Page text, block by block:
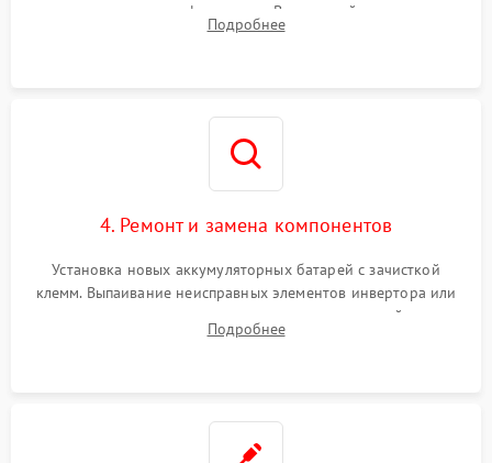
переключения и трансформатора. Визуальный поиск вздутых
конденсаторов и прогаров на печатной плате.
Подробнее
4. Ремонт и замена компонентов
Установка новых аккумуляторных батарей с зачисткой
клемм. Выпаивание неисправных элементов инвертора или
цепи зарядки и монтаж новых радиодеталей.
Восстановление поврежденных токоведущих дорожек и
Подробнее